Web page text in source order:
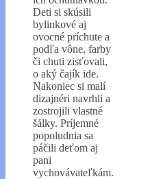
Deti si skúsili
bylinkové aj
ovocné príchute a
podľa vône, farby
či chuti zisťovali,
o aký čajík ide.
Nakoniec si malí
dizajnéri navrhli a
zostrojili vlastné
šálky. Príjemné
popoludnia sa
páčili deťom aj
pani
vychovávateľkám.